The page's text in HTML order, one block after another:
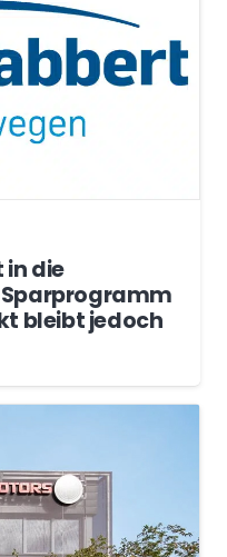
in die
Sparprogramm
bleibt jedoch